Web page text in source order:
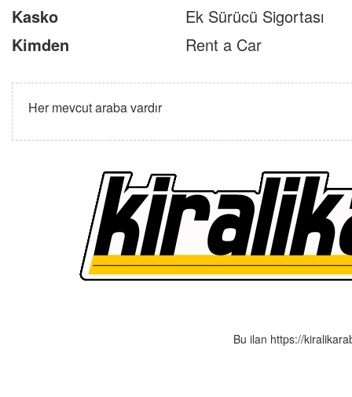
Kasko
Ek Sürücü Sigortası
Kimden
Rent a Car
Her mevcut araba vardır
Bu ilan https://